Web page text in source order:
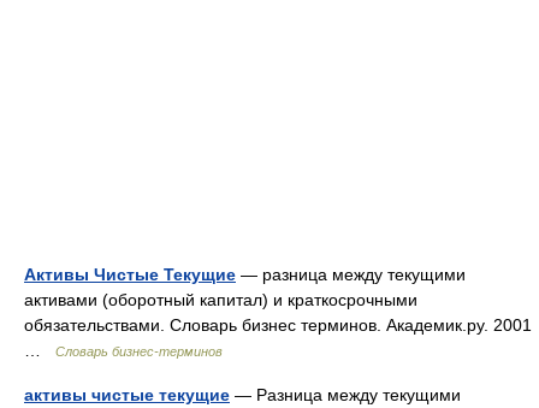
Активы Чистые Текущие — разница между текущими
активами (оборотный капитал) и краткосрочными
обязательствами. Словарь бизнес терминов. Академик.ру. 2001
Словарь бизнес-терминов
активы чистые текущие — Разница между текущими